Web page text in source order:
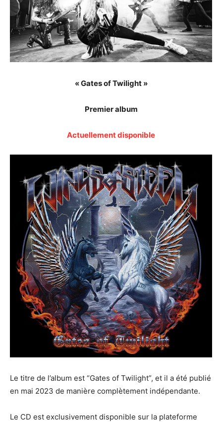
« Gates of Twilight »
Premier album
Actuellement disponible
Le titre de l’album est “Gates of Twilight”, et il a été publié
en mai 2023 de manière complètement indépendante.
Le CD est exclusivement disponible sur la plateforme